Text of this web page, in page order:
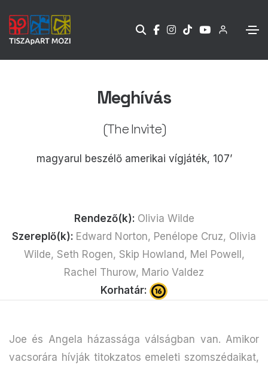
Meghívás
(The Invite)
magyarul beszélő amerikai vígjáték, 107’
Rendező(k): Olivia Wilde
Szereplő(k): Edward Norton, Penélope Cruz, Olivia
Wilde, Seth Rogen, Skip Howland, Mel Powell,
Rachel Thurow, Mario Valdez
Korhatár:
Joe és Angela házassága válságban van. Amikor
vacsorára hívják titokzatos emeleti szomszédaikat,